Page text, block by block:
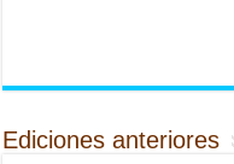
Ediciones anteriores